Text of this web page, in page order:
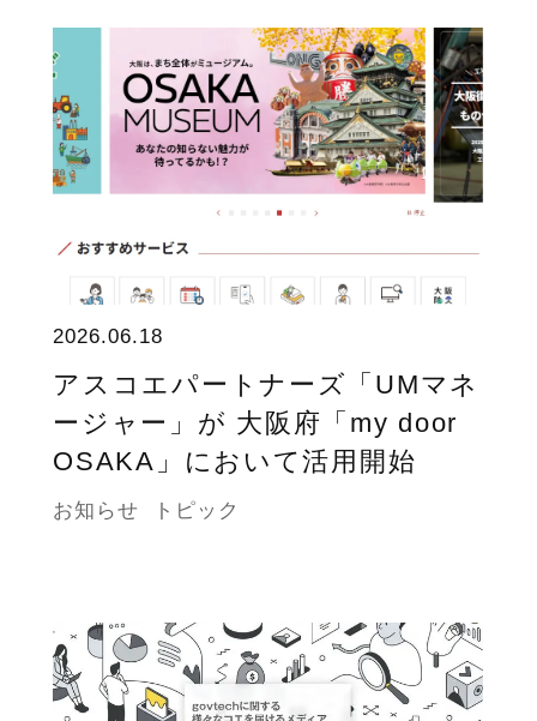
2026.06.18
アスコエパートナーズ「UMマネ
ージャー」が 大阪府「my door
OSAKA」において活用開始
お知らせ トピック